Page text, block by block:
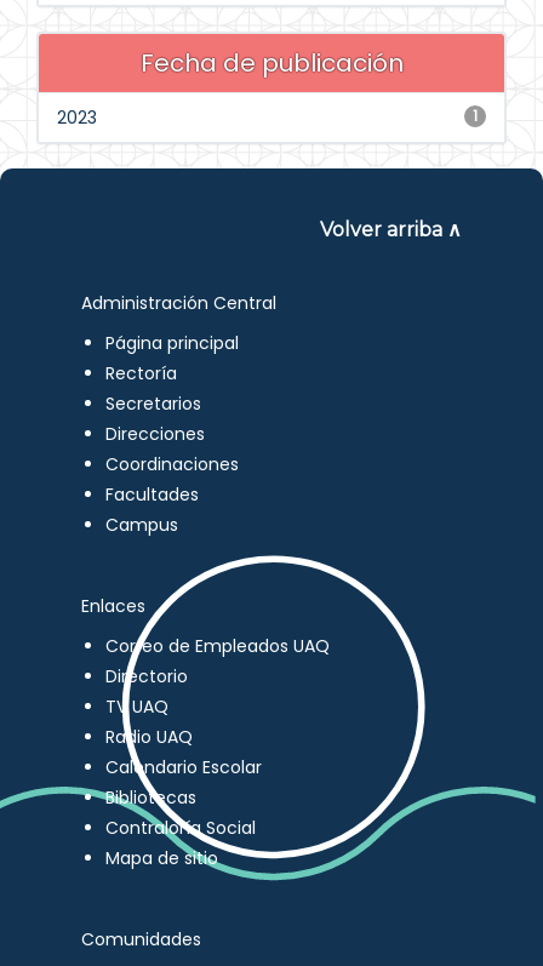
Fecha de publicación
1
2023
Volver arriba ∧
Administración Central
Página principal
Rectoría
Secretarios
Direcciones
Coordinaciones
Facultades
Campus
Enlaces
Correo de Empleados UAQ
Directorio
TV UAQ
Radio UAQ
Calendario Escolar
Bibliotecas
Contraloría Social
Mapa de sitio
Comunidades